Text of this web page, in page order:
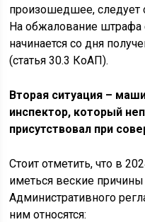
произошедшее, следует
На обжалование штрафа
начинается со дня
(статья 30.3 КоАП).
Вторая ситуация –
инспектор, который
присутствовал при
Стоит отметить, что в
иметься веские
Административного
ним относятся: